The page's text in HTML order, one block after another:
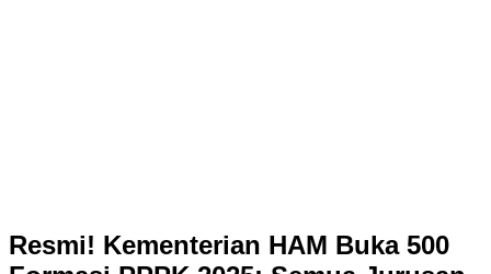
Resmi! Kementerian HAM Buka 500